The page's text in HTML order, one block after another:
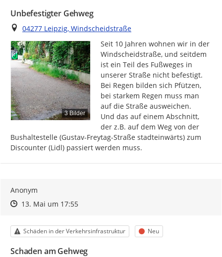
Unbefestigter Gehweg
Ort
04277 Leipzig, Windscheidstraße
3 Bilder
Seit 10 Jahren wohnen wir in der
Windscheidstraße, und seitdem
ist ein Teil des Fußweges in
unserer Straße nicht befestigt.
Bei Regen bilden sich Pfützen,
bei starkem Regen muss man
auf die Straße ausweichen.
Und das auf einem Abschnitt,
der z.B. auf dem Weg von der
Bushaltestelle (Gustav-Freytag-Straße stadteinwärts) zum
Discounter (Lidl) passiert werden muss.
Anonym
Zeitpunkt des Erstellens
Zeitpunkt des Erstellens
13. Mai um 17:55Zur Äußerung
Kategorie
Schäden in der Verkehrsinfrastruktur Status
Neu
Schaden am Gehweg